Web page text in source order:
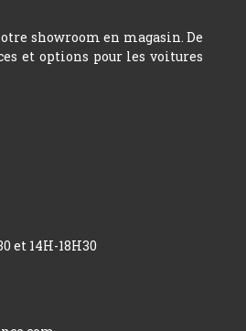
showroom en magasin. De
et options pour les voitures
et 14H-18H30